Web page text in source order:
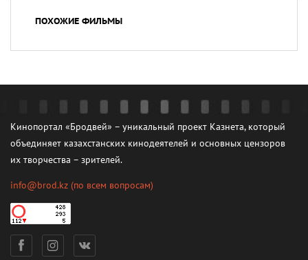
ПОХОЖИЕ ФИЛЬМЫ
Кинопортал «Бродвей» – уникальный проект Казнета, который
объединяет казахстанских кинодеятелей и основных цензоров
их творчества – зрителей.
info@brod.kz (по всем вопросам)